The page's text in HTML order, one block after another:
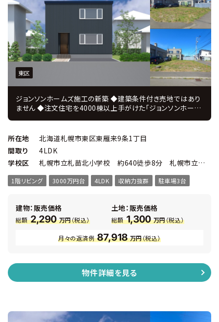
東区
ジョンソンホームズ施工の新築 ◆建築条件付き売地ではあり
ません ◆注文住宅を4000棟以上手がけた「ジョンソンホーム
販売・アフターまで自社一貫体制、 住んでからのアフターフォ
ローも充実！ □近隣にはスーパーやドラッグストアー等の商
業施設が充実しており、利便性の良い環境です。 □角地ならで
はの解放感と採光性が魅力です □小学校、中学校どちらも10
分圏内！お子様が安心して通える距離感はファミリーにとって
も心強いポイントです。 ■物件概要 ・ 4ＬＤＫ 延べ床面積
主寝室にはウォークインクローク ・ 各居室にも収納あり
所在地
北海道札幌市東区東雁来9条1丁目
間取り
4LDK
学校区
札幌市立札苗北小学校 約640徒歩8分 札幌市立札苗北中学校 約720ｍ徒歩9分
1階リビング 3000万円台 4LDK 収納力抜群 駐車場3台
建物：販売価格
総額 2,290 万円（税込）
土地：販売価格
総額 1,300 万円（税込）
月々の返済例 87,918 万円（税込）
物件詳細を見る